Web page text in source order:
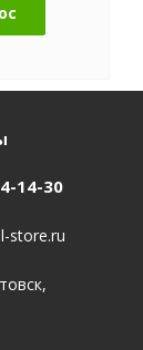
14-30
store.ru
,